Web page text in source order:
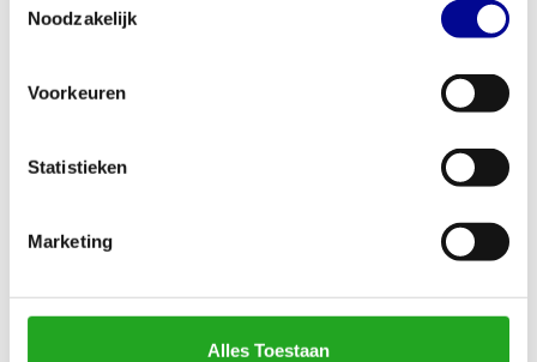
Noodzakelijk
Voorkeuren
Statistieken
Marketing
Alles Toestaan
Wil je weten wat de mogelijkheden zijn of heb je al
een concrete vraag over huren, leasen of kopen?
Laat je gegevens achter en we nemen binnen één
Bedrijf *